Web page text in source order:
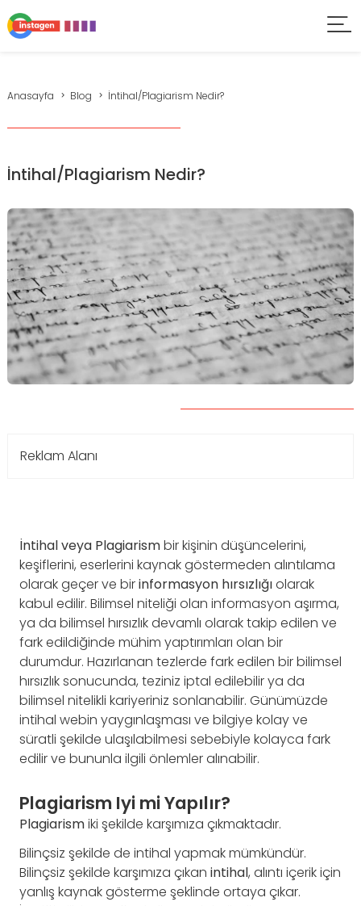
Anasayfa Blog İntihal/Plagiarism Nedir?
İntihal/Plagiarism Nedir?
Reklam Alanı
İntihal veya Plagiarismbir kişinin düşüncelerini,
keşiflerini, eserlerini kaynak göstermeden alıntılama
olarak geçer ve birinformasyon hırsızlığıolarak
kabul edilir. Bilimsel niteliği olan informasyon aşırma,
ya da bilimsel hırsızlık devamlı olarak takip edilen ve
fark edildiğinde mühim yaptırımları olan bir
durumdur. Hazırlanan tezlerde fark edilen bir bilimsel
hırsızlık sonucunda, teziniz iptal edilebilir ya da
bilimsel nitelikli kariyeriniz sonlanabilir. Günümüzde
intihal webin yaygınlaşması ve bilgiye kolay ve
süratli şekilde ulaşılabilmesi sebebiyle kolayca fark
edilir ve bununla ilgili önlemler alınabilir.
Plagiarism Iyi mi Yapılır?
Plagiarismiki şekilde karşımıza çıkmaktadır.
Bilinçsiz şekilde de intihal yapmak mümkündür.
Bilinçsiz şekilde karşımıza çıkan intihal, alıntı içerik için
yanlış kaynak gösterme şeklinde ortaya çıkar.